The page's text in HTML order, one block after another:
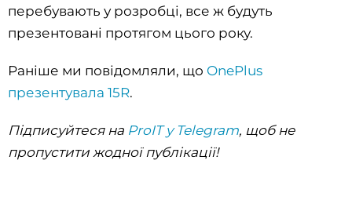
перебувають у розробці, все ж будуть
презентовані протягом цього року.
Раніше ми повідомляли, що OnePlus
презентувала 15R.
Підписуйтеся на ProIT у Telegram, щоб не
пропустити жодної публікації!